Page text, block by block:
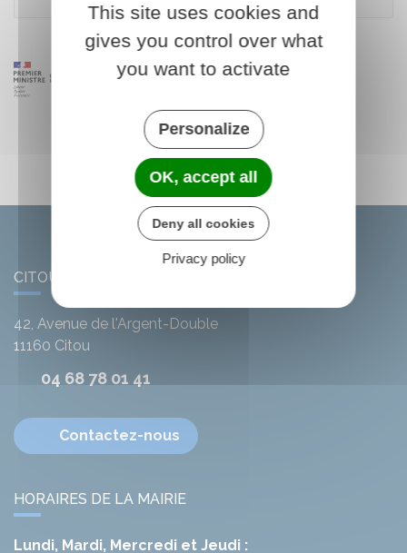
CITOU
42, Avenue de l'Argent-Double
11160 Citou
04 68 78 01 41
Contactez-nous
HORAIRES DE LA MAIRIE
Lundi, Mardi, Mercredi et Jeudi :
This site uses cookies and
gives you control over what
you want to activate
Personalize
OK, accept all
Deny all cookies
Privacy policy